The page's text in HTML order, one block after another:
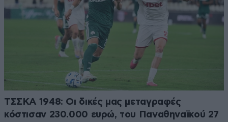
ΤΣΣΚΑ 1948: Οι δικές μας μεταγραφές
κόστισαν 230.000 ευρώ, του Παναθηναϊκού 27